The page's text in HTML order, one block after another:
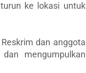
ke lokasi untuk
dan anggota
mengumpulkan